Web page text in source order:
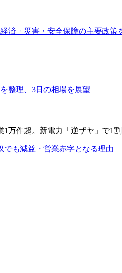
済・災害・安全保障の主要政策
整理、3日の相場を展望
も減益・営業赤字となる理由